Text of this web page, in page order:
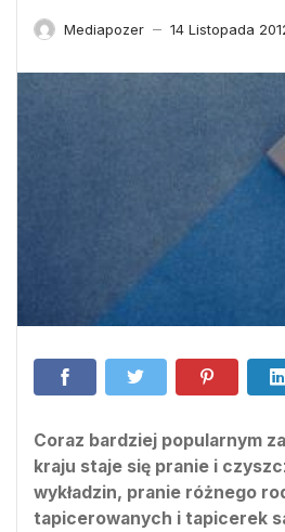
Mediapozer — 14 Listopada
Coraz bardziej popularnym
kraju staje się pranie i
wykładzin, pranie różnego
tapicerowanych i tapicerek